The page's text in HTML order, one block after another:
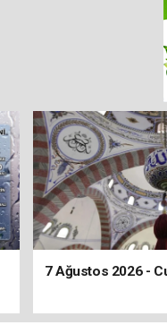
7 Ağustos 2026 -